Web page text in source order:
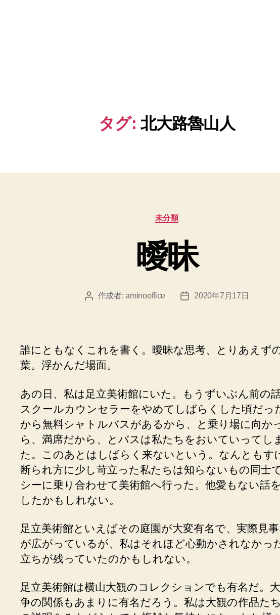
タグ: 北大路魯山人
カ
テ
リ
ー
未分類
曖昧
投 作成者:aminooffice
投
2020年7月17日
誰にともなくこれを書く。曖昧な思考、とりあえず
葉。浮かんだ場面。
あの日、私は足立美術館にいた。もうずいぶん前の話
スクールカウンセラーをやめてしばらくした頃だっ
から無料シャトルバスがあるから、と乗り場に向か
ら、満席だから、とバスは私たちをおいていってし
た。このあとはしばらく来ないという。なんともす
断られ方に少し苛立った私たちは知らないもの同士
シーに乗り合わせて美術館へ行った。他愛もない話
したかもしれない。
足立美術館といえばその庭園が大変有名で、実際見
が広がっているが、私はそれほど心動かされなかっ
立ちが残っていたのかもしれない。
足立美術館は横山大観のコレクションでも有名だ。
争の関係もあまりに有名だろう。私は大観の作品た